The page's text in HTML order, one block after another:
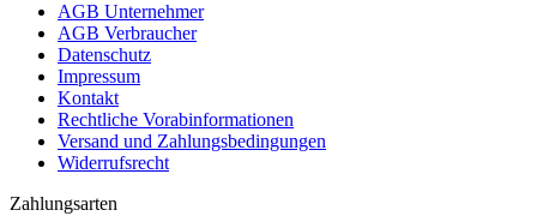
AGB Unternehmer
AGB Verbraucher
Datenschutz
Impressum
Kontakt
Rechtliche Vorabinformationen
Versand und Zahlungsbedingungen
Widerrufsrecht
Zahlungsarten